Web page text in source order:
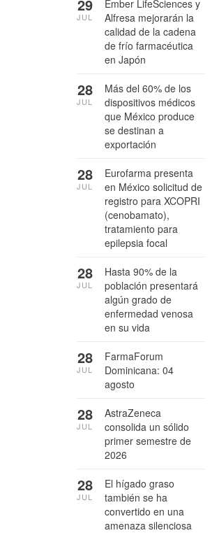
Ember LifeSciences y
Alfresa mejorarán la
calidad de la cadena
de frío farmacéutica
en Japón
29
JUL
Más del 60% de los
dispositivos médicos
que México produce
se destinan a
exportación
28
JUL
Eurofarma presenta
en México solicitud de
registro para XCOPRI
(cenobamato),
tratamiento para
epilepsia focal
28
JUL
Hasta 90% de la
población presentará
algún grado de
enfermedad venosa
en su vida
28
JUL
FarmaForum
Dominicana: 04
agosto
28
JUL
AstraZeneca
consolida un sólido
primer semestre de
2026
28
JUL
El hígado graso
también se ha
convertido en una
amenaza silenciosa
28
JUL